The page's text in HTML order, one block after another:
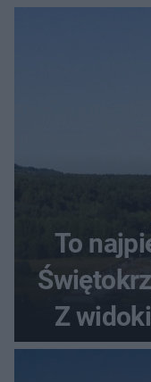
To
Z
szczyt